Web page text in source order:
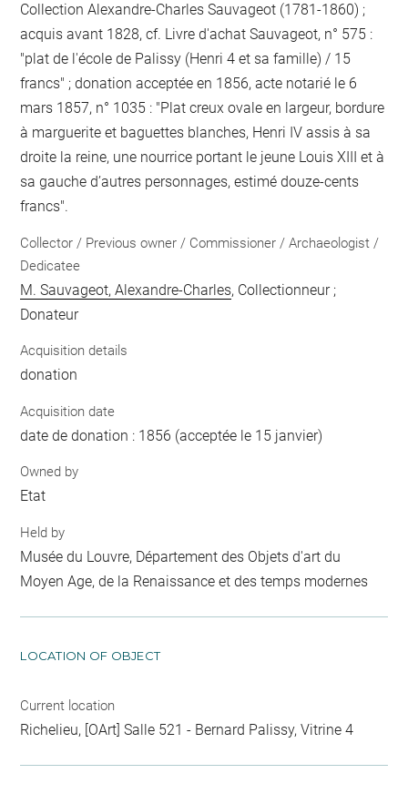
Collection Alexandre-Charles Sauvageot (1781-1860) ;
acquis avant 1828, cf. Livre d'achat Sauvageot, n° 575 :
"plat de l'école de Palissy (Henri 4 et sa famille) / 15
francs" ; donation acceptée en 1856, acte notarié le 6
mars 1857, n° 1035 : "Plat creux ovale en largeur, bordure
à marguerite et baguettes blanches, Henri IV assis à sa
droite la reine, une nourrice portant le jeune Louis XIII et à
sa gauche d’autres personnages, estimé douze-cents
francs".
Collector / Previous owner / Commissioner / Archaeologist /
Dedicatee
M. Sauvageot, Alexandre-Charles, Collectionneur ;
Donateur
Acquisition details
donation
Acquisition date
date de donation : 1856 (acceptée le 15 janvier)
Owned by
Etat
Held by
Musée du Louvre, Département des Objets d'art du
Moyen Age, de la Renaissance et des temps modernes
LOCATION OF OBJECT
Current location
Richelieu, [OArt] Salle 521 - Bernard Palissy, Vitrine 4